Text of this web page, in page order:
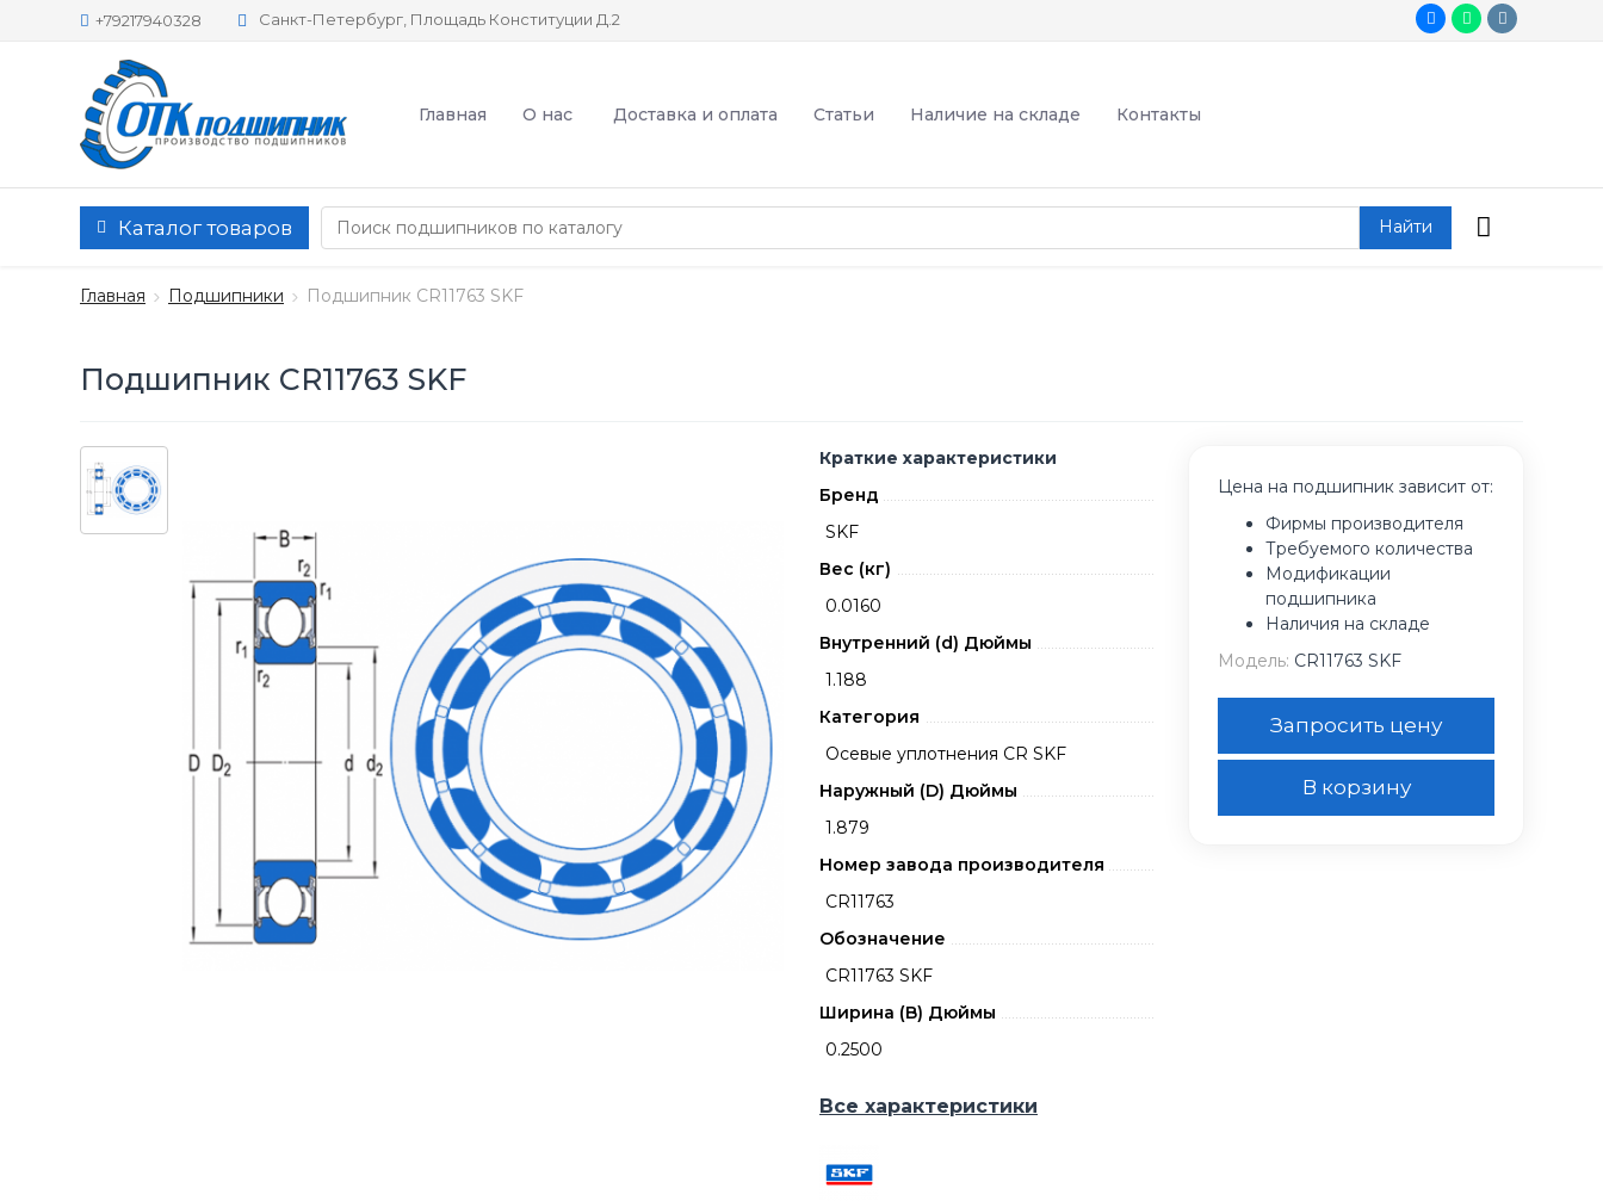
+79217940328 Санкт-Петербург, Площадь Конституции Д.2
Главная О нас Доставка и оплата Статьи Наличие на складе Контакты
Каталог товаров Найти
Главная Подшипники Подшипник CR11763 SKF
Подшипник CR11763 SKF
Краткие характеристики
Бренд
SKF
Вес (кг)
0.0160
Внутренний (d) Дюймы
1.188
Категория
Осевые уплотнения CR SKF
Наружный (D) Дюймы
1.879
Номер завода производителя
CR11763
Обозначение
CR11763 SKF
Ширина (B) Дюймы
0.2500
Все характеристики
Цена на подшипник зависит от:
Фирмы производителя
Требуемого количества
Модификации
подшипника
Наличия на складе
Модель: CR11763 SKF
Запросить цену
В корзину